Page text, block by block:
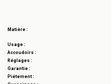
Matière :
Usage :
Accoudoirs :
Réglages :
Garantie :
Piétement :